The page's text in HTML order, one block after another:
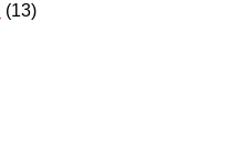
(13)